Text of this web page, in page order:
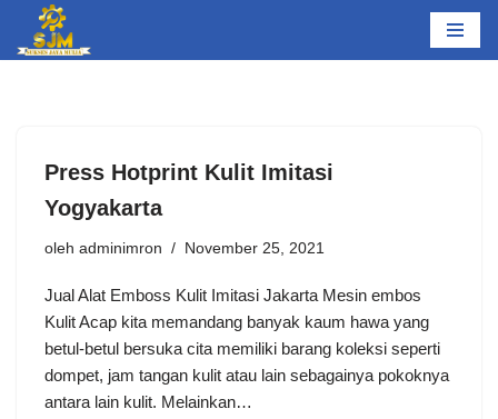
Lompat
Press Hotprint Kulit Imitasi
Yogyakarta
oleh adminimron November 25, 2021
Jual Alat Emboss Kulit Imitasi Jakarta Mesin embos
Kulit Acap kita memandang banyak kaum hawa yang
betul-betul bersuka cita memiliki barang koleksi seperti
dompet, jam tangan kulit atau lain sebagainya pokoknya
antara lain kulit. Melainkan…